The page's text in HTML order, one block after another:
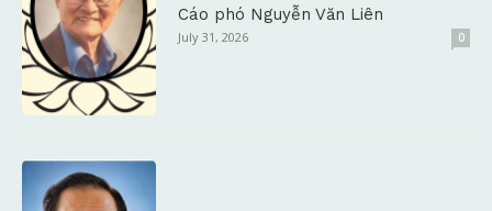
Cáo phó Nguyễn Văn Liên
July 31, 2026 0